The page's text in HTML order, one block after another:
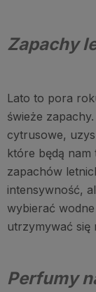
Zapachy
Lato to pora
świeże
cytrusowe,
które będą nam
zapachów
intensywność,
wybierać
utrzymywać się
Perfumy